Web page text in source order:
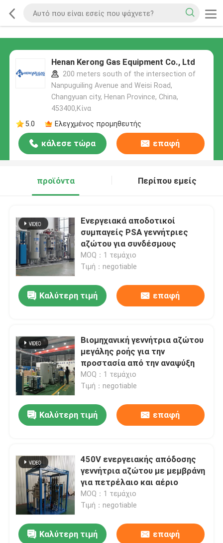
Henan Kerong Gas Equipment Co., Ltd
200 meters south of the intersection of
Nanpuguiling Avenue and Weisi Road,
Changyuan city, Henan Province, China,
453400,Κίνα
5.0
Ελεγχμένος προμηθευτής
κάλεσε τώρα επαφή
προϊόντα Περίπου εμείς
Ενεργειακά αποδοτικοί
συμπαγείς PSA γεννήτριες
αζώτου για συνδέσμους
MOQ：1 τεμάχιο
Τιμή：negotiable
Καλύτερη τιμή επαφή
Βιομηχανική γεννήτρια αζώτου
μεγάλης ροής για την
προστασία από την αναψύξη
MOQ：1 τεμάχιο
Τιμή：negotiable
Καλύτερη τιμή επαφή
450V ενεργειακής απόδοσης
γεννήτρια αζώτου με μεμβράνη
για πετρέλαιο και αέριο
MOQ：1 τεμάχιο
Τιμή：negotiable
Καλύτερη τιμή επαφή